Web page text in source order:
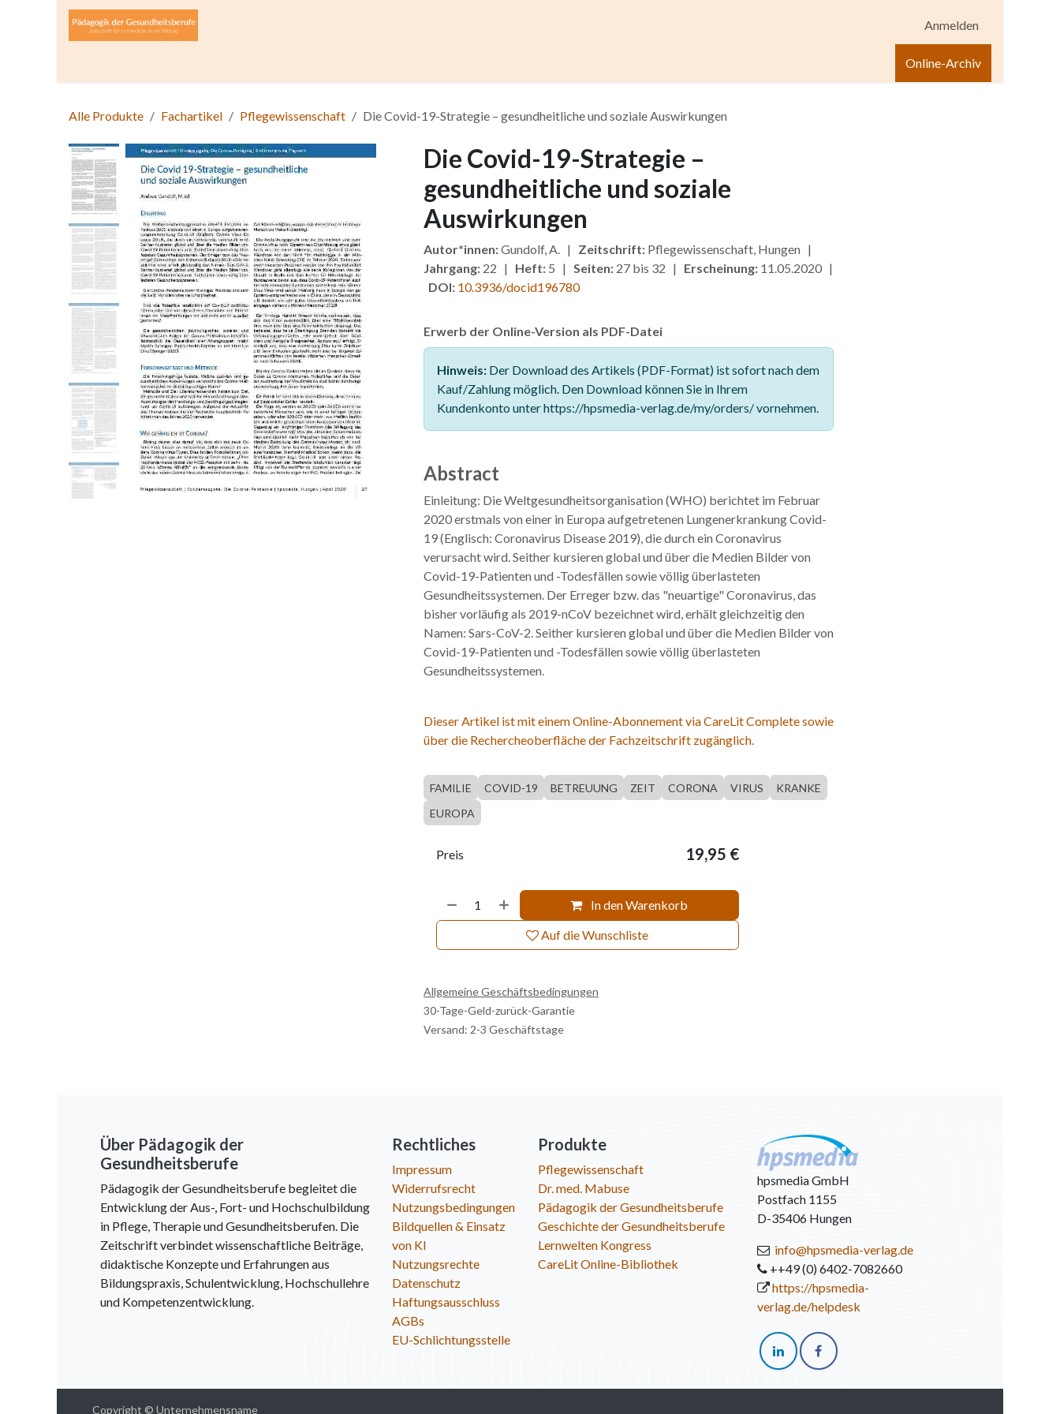
Zum Inhalt springen
Anmelden
Online-Archiv
Alle Produkte Fachartikel Pflegewissenschaft Die Covid-19-Strategie – gesundheitliche und soziale Auswirkungen
Die Covid-19-Strategie –
gesundheitliche und soziale
Auswirkungen
Autor*innen:Gundolf, A. | Zeitschrift:Pflegewissenschaft, Hungen |
Jahrgang:22 | Heft:5 | Seiten:27 bis 32 | Erscheinung:11.05.2020 |
DOI: 10.3936/docid196780
Erwerb der Online-Version als PDF-Datei
Hinweis:Der Download des Artikels (PDF-Format) ist sofort nach dem
Kauf/Zahlung möglich. Den Download können Sie in Ihrem
Kundenkonto unter https://hpsmedia-verlag.de/my/orders/ vornehmen.
Abstract
Einleitung: Die Weltgesundheitsorganisation (WHO) berichtet im Februar
2020 erstmals von einer in Europa aufgetretenen Lungenerkrankung Covid-
19 (Englisch: Coronavirus Disease 2019), die durch ein Coronavirus
verursacht wird. Seither kursieren global und über die Medien Bilder von
Covid-19-Patienten und -Todesfällen sowie völlig überlasteten
Gesundheitssystemen. Der Erreger bzw. das "neuartige" Coronavirus, das
bisher vorläufig als 2019-nCoV bezeichnet wird, erhält gleichzeitig den
Namen: Sars-CoV-2. Seither kursieren global und über die Medien Bilder von
Covid-19-Patienten und -Todesfällen sowie völlig überlasteten
Gesundheitssystemen.
Dieser Artikel ist mit einem Online-Abonnement via CareLit Complete sowie
über die Rechercheoberfläche der Fachzeitschrift zugänglich.
FAMILIE COVID-19 BETREUUNG ZEIT CORONA VIRUS
KRANKE
EUROPA
In den Warenkorb
Auf die Wunschliste
Preis 19,95 €
Allgemeine Geschäftsbedingungen
30-Tage-Geld-zurück-Garantie
Versand: 2-3 Geschäftstage
Über Pädagogik der
Gesundheitsberufe
Pädagogik der Gesundheitsberufe begleitet die
Entwicklung der Aus-, Fort- und Hochschulbildung
in Pflege, Therapie und Gesundheitsberufen. Die
Zeitschrift verbindet wissenschaftliche Beiträge,
didaktische Konzepte und Erfahrungen aus
Bildungspraxis, Schulentwicklung, Hochschullehre
und Kompetenzentwicklung.
Rechtliches
Impressum
Widerrufsrecht
Nutzungsbedingungen
Bildquellen & Einsatz
von KI
Nutzungsrechte
Datenschutz
Haftungsausschluss
AGBs
EU-Schlichtungsstelle
Produkte
Pflegewissenschaft
Dr. med. Mabuse
Pädagogik der Gesundheitsberufe
Geschichte der Gesundheitsberufe
Lernwelten Kongress
CareLit Online-Bibliothek
hpsmedia GmbH
Postfach 1155
D-35406 Hungen
info@hpsmedia-verlag.de
++49 (0) 6402-7082660
https://hpsmedia-
verlag.de/helpdesk
Copyright © Unternehmensname